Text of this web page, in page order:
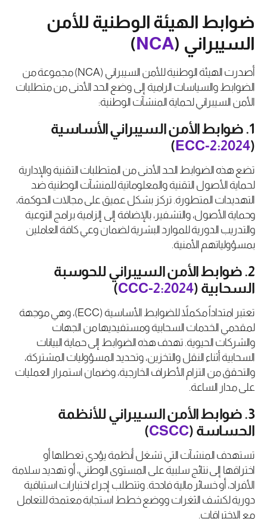
ضوابط الهيئة الوطنية للأمن
السيبراني (NCA
)
أصدرت الهيئة الوطنية للأمن السيبراني (NCA) مجموعة من
الضوابط والسياسات الرامية إلى وضع الحد الأدنى من متطلبات
الأمن السيبراني لحماية المنشآت الوطنية:
1. ضوابط الأمن السيبراني الأساسية
(
ECC-2:2024
)
تضع هذه الضوابط الحد الأدنى من المتطلبات التقنية والإدارية
لحماية الأصول التقنية والمعلوماتية للمنشآت الوطنية ضد
التهديدات المتطورة. تركز بشكل عميق على مجالات الحوكمة،
وحماية الأصول، والتشفير، بالإضافة إلى إلزامية برامج التوعية
والتدريب الدورية للموارد البشرية لضمان وعي كافة العاملين
بمسؤولياتهم الأمنية.
2. ضوابط الأمن السيبراني للحوسبة
السحابية (CCC-2:2024
)
تعتبر امتداداً مكملاً للضوابط الأساسية (ECC)، وهي موجهة
لمقدمي الخدمات السحابية ومستفيديها من الجهات
والشركات الحيوية. تهدف هذه الضوابط إلى حماية البيانات
السحابية أثناء النقل والتخزين، وتحديد المسؤوليات المشتركة،
والتحقق من التزام الأطراف الخارجية، وضمان استمرار العمليات
على مدار الساعة.
3. ضوابط الأمن السيبراني للأنظمة
الحساسة (CSCC
)
تستهدف المنشآت التي تشغل أنظمة يؤدي تعطلها أو
اختراقها إلى نتائج سلبية على المستوى الوطني، أو تهديد سلامة
الأفراد، أو خسائر مالية فادحة. وتتطلب إجراء اختبارات استباقية
دورية لكشف الثغرات ووضع خطط استجابة معتمدة للتعامل
مع الاختراقات.